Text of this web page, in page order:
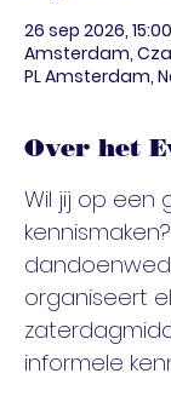
26 sep 2026,
Amsterdam,
PL Amsterdam,
Over het
Wil jij op een
kennismaken?
organiseert
informele